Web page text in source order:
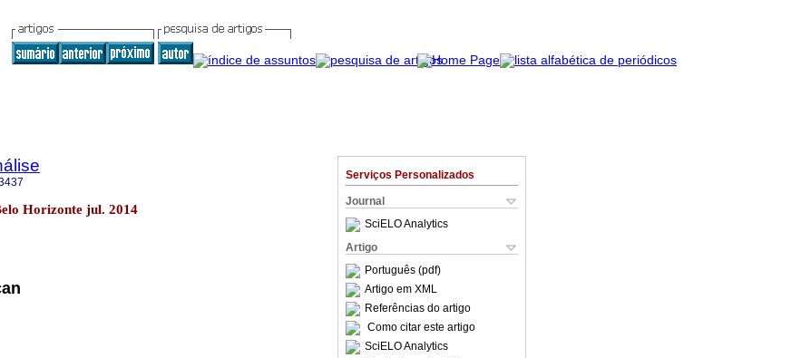
Serviços Personalizados
Journal
SciELO Analytics
Artigo
Português (pdf)
Artigo em XML
Referências do artigo
Como citar este artigo
SciELO Analytics
Horizonte jul. 2014